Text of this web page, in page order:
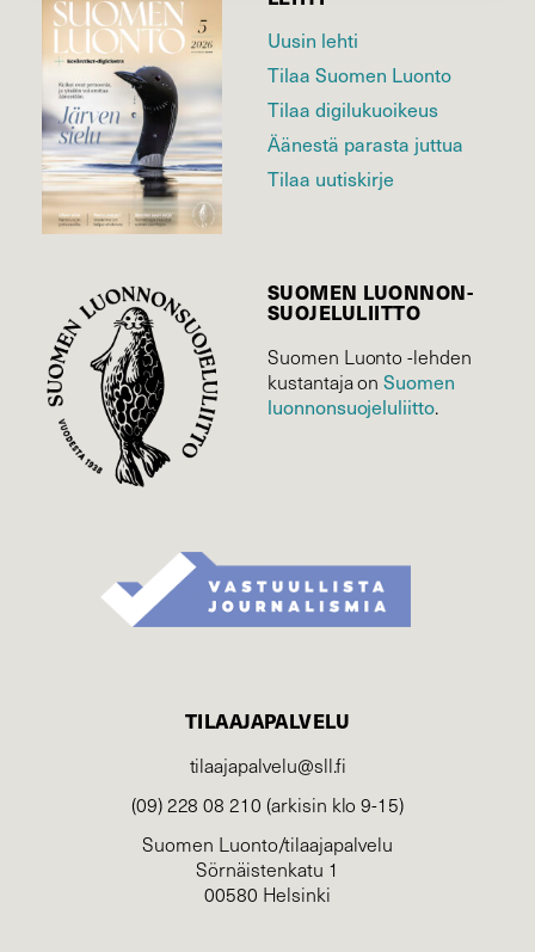
Uusin lehti
Tilaa Suomen Luonto
Tilaa digilukuoikeus
Äänestä parasta juttua
Tilaa uutiskirje
SUOMEN LUONNON­
SUOJELU­LIITTO
Suomen Luonto -lehden
kustantaja onSuomen
luonnonsuojelu­liitto.
TILAAJAPALVELU
tilaajapalvelu@sll.fi
(09) 228 08 210 (arkisin klo 9-15)
Suomen Luonto/tilaajapalvelu
Sörnäistenkatu 1
00580 Helsinki